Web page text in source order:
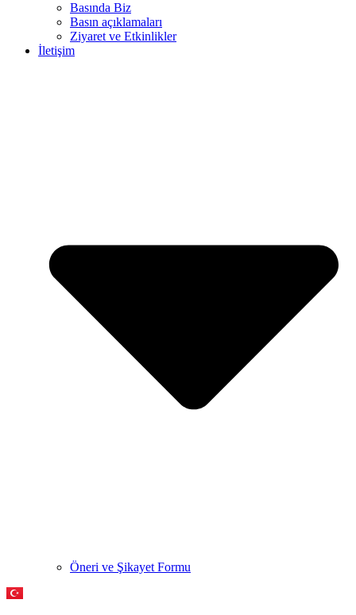
Basında Biz
Basın açıklamaları
Ziyaret ve Etkinlikler
İletişim
Öneri ve Şikayet Formu